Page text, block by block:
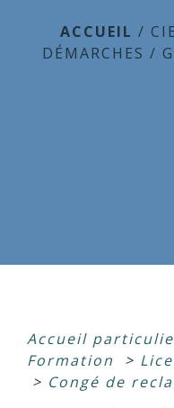
ACCUEIL /
DÉMARCHES /
Accueil
Formation
>
> Congé de